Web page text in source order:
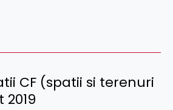
CF (spatii si terenuri